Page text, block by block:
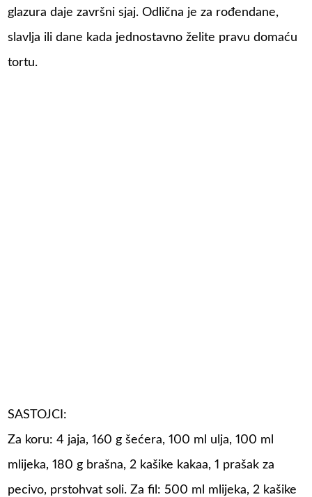
glazura daje završni sjaj. Odlična je za rođendane,
slavlja ili dane kada jednostavno želite pravu domaću
tortu.
SASTOJCI:
Za koru: 4 jaja, 160 g šećera, 100 ml ulja, 100 ml
mlijeka, 180 g brašna, 2 kašike kakaa, 1 prašak za
pecivo, prstohvat soli. Za fil: 500 ml mlijeka, 2 kašike